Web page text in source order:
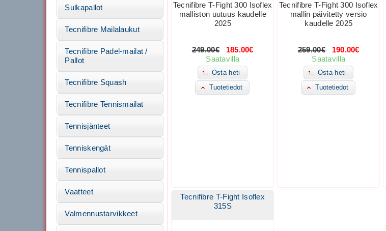
Tecnifibre T-Fight 300 Isoflex
malliston uutuus kaudelle
2025
249.00€
185.00€
Saatavilla
Osta heti
Tuotetiedot
Tecnifibre T-Fight 300 Isoflex
mallin päivitetty versio
kaudelle 2025
259.00€
190.00€
Saatavilla
Osta heti
Tuotetiedot
Tecnifibre T-Fight Isoflex
315S
Sulkapallot
Tecnifibre Mailalaukut
Tecnifibre Padel-mailat /
Pallot
Tecnifibre Squash
Tecnifibre Tennismailat
Tennisjänteet
Tenniskengät
Tennispallot
Vaatteet
Valmennustarvikkeet